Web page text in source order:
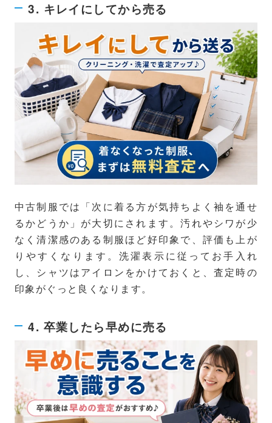
3. キレイにしてから売る
中古制服では「次に着る方が気持ちよく袖を通せ
るかどうか」が大切にされます。汚れやシワが少
なく清潔感のある制服ほど好印象で、評価も上が
りやすくなります。洗濯表示に従ってお手入れ
し、シャツはアイロンをかけておくと、査定時の
印象がぐっと良くなります。
4. 卒業したら早めに売る